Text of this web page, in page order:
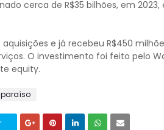
cerca de R$35 bilhões, em 2023,
e já recebeu R$450
O investimento foi feito pelo
equity.